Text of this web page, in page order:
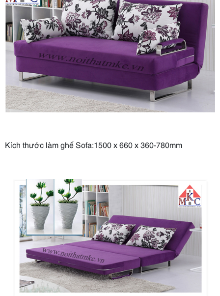
Kích thước làm ghế Sofa:1500 x 660 x 360-780mm